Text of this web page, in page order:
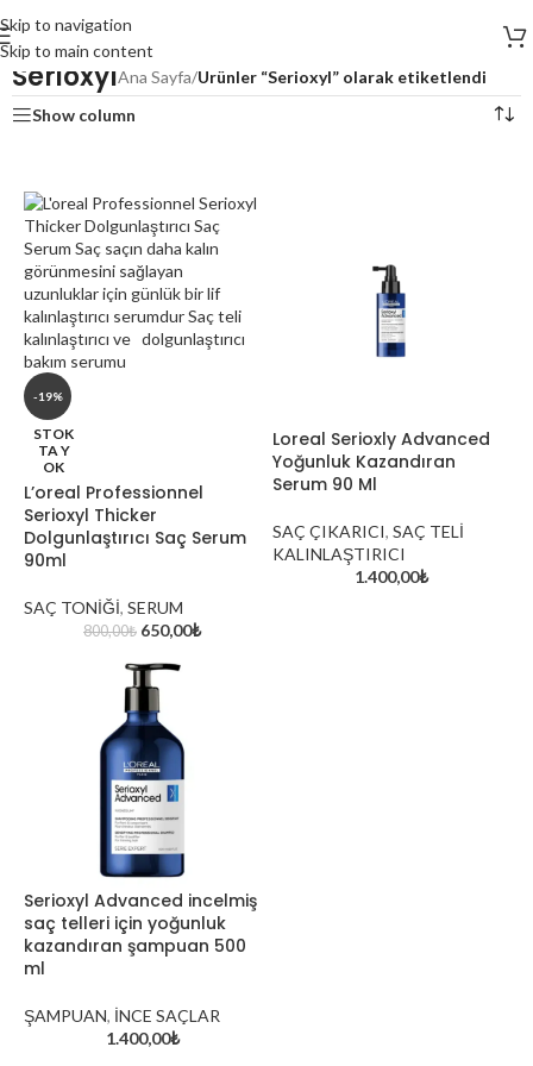
Skip to navigation
Skip to main content
SerioxylAna Sayfa/Ürünler “Serioxyl” olarak etiketlendi
Show column
oi hakkında
the World of Cosmetics and
-19%
STOK
TA Y
OK
L’oreal Professionnel
Serioxyl Thicker
Dolgunlaştırıcı Saç Serum
90ml
SAÇ TONİĞİ, SERUM
800,00₺ 650,00₺
Loreal Serioxly Advanced
Yoğunluk Kazandıran
Serum 90 Ml
SAÇ ÇIKARICI, SAÇ TELİ
KALINLAŞTIRICI
1.400,00₺
Serioxyl Advanced incelmiş
saç telleri için yoğunluk
kazandıran şampuan 500
ml
ŞAMPUAN, İNCE SAÇLAR
1.400,00₺